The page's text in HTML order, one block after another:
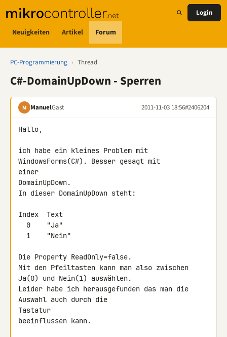
Neuigkeiten Artikel Forum
Login
PC-Programmierung › Thread
C#-DomainUpDown - Sperren
M ManuelGast 2011-11-03 18:56#2406204
Hallo,
ich habe ein kleines Problem mit
WindowsForms(C#). Besser gesagt mit
einer
DomainUpDown.
In dieser DomainUpDown steht:
Index  Text
Die Property ReadOnly=false.
Mit den Pfeiltasten kann man also zwischen
Ja(0) und Nein(1) auswählen.
Leider habe ich herausgefunden das man die
Auswahl auch durch die
Tastatur
beeinflussen kann.